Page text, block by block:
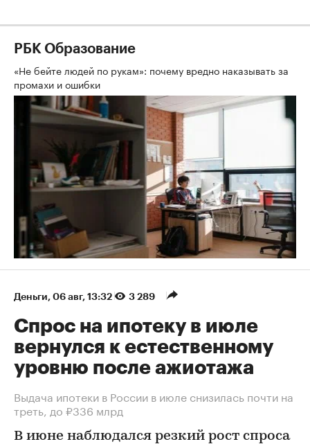
РБК Образование
«Не бейте людей по рукам»: почему вредно наказывать за
промахи и ошибки
Деньги 06 авг, 13:32 3 289
Спрос на ипотеку в июле
вернулся к естественному
уровню после ажиотажа
Выдача ипотеки в России в июле снизилась почти на
треть, до ₽336 млрд
В июне наблюдался резкий рост спроса